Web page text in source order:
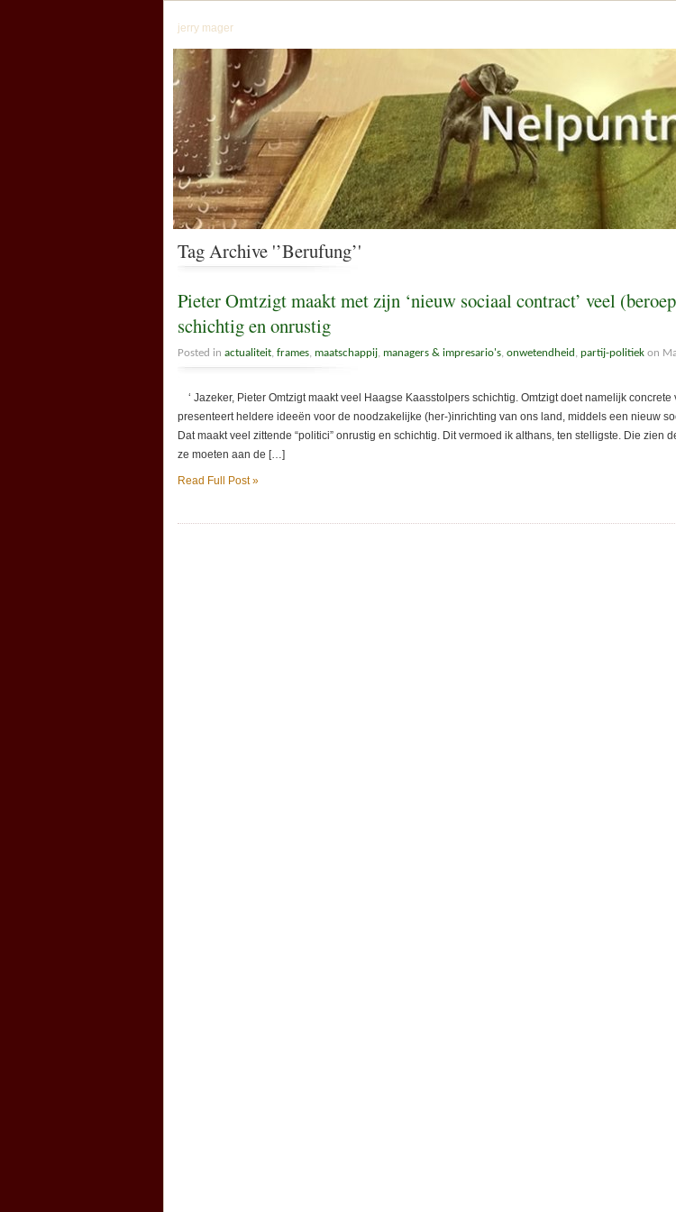
jerry mager
Tag Archive '’Berufung’'
Pieter Omtzigt maakt met zijn ‘nieuw sociaal contract’ veel
schichtig en onrustig
Posted in actualiteit frames maatschappij managers & impresario's onwetendheid partij-politiek on
‘ Jazeker, Pieter Omtzigt maakt veel Haagse Kaasstolpers schichtig. Omtzigt doet namelijk concrete
presenteert heldere ideeën voor de noodzakelijke (her-)inrichting van ons land, middels een nieuw
Dat maakt veel zittende “politici” onrustig en schichtig. Dit vermoed ik althans, ten stelligste. Die zien
ze moeten aan de […]
Read Full Post »